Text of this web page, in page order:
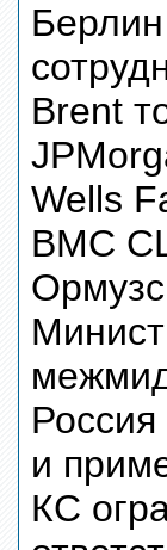
Brent
Wells
ВМС
и
КС